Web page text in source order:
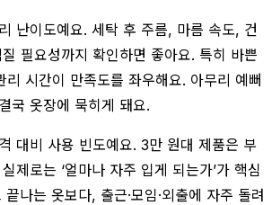
난이도예요. 세탁 후 주름, 마름 속도, 건
필요성까지 확인하면 좋아요. 특히 바쁜
리 시간이 만족도를 좌우해요. 아무리 예뻐
국 옷장에 묵히게 돼요.
대비 사용 빈도예요. 3만 원대 제품은 부
제로는 ‘얼마나 자주 입게 되는가’가 핵심
나는 옷보다, 출근·모임·외출에 자주 돌려